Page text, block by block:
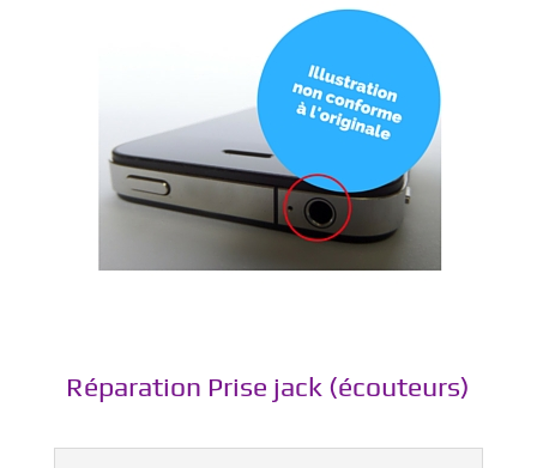
Réparation Prise jack (écouteurs)